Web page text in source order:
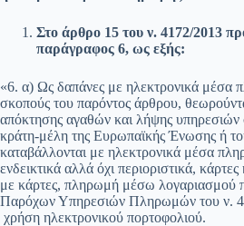
Στο άρθρο 15 του ν. 4172/2013
παράγραφος 6, ως εξής:
«6. α) Ως δαπάνες με ηλεκτρονικά μέσα
σκοπούς του παρόντος άρθρου,
απόκτησης αγαθών και λήψης
κράτη-μέλη της Ευρωπαϊκής Ένωσης ή
καταβάλλονται με ηλεκτρονικά μέσα
ενδεικτικά αλλά όχι περιοριστικά,
με κάρτες, πληρωμή μέσω
Παρόχων Υπηρεσιών Πληρωμών του ν.
χρήση ηλεκτρονικού πορτοφολιού.